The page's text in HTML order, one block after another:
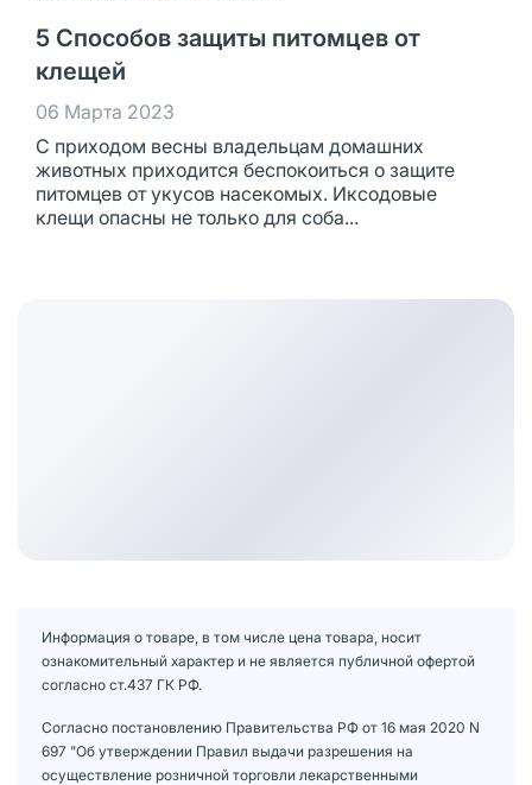
5 Способов защиты питомцев от
клещей
06 Марта 2023
С приходом весны владельцам домашних
животных приходится беспокоиться о защите
питомцев от укусов насекомых. Иксодовые
клещи опасны не только для соба...
Информация о товаре, в том числе цена товара, носит
ознакомительный характер и не является публичной офертой
согласно ст.437 ГК РФ.
Согласно постановлению Правительства РФ от 16 мая 2020 N
697 "Об утверждении Правил выдачи разрешения на
осуществление розничной торговли лекарственными